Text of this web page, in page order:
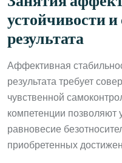
устойчивости
результата
Аффективная
результата требует
чувственной
компетенции
равновесие
приобретенных